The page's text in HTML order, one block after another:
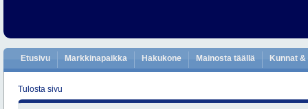
Etusivu Markkinapaikka Hakukone Mainosta täällä Kunnat
Tulosta sivu